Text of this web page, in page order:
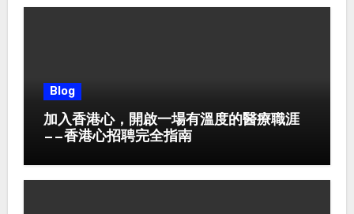
Blog
加入香港心，開啟一場有溫度的醫療職涯
——香港心招聘完全指南